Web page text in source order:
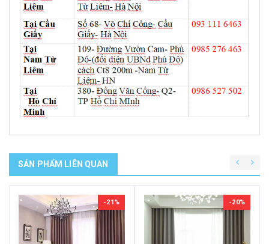
SẢN PHẨM LIÊN QUAN
-21% -20%